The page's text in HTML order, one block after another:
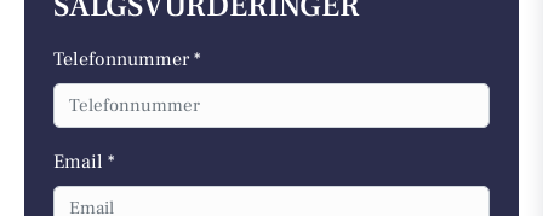
Telefonnummer *
Email *